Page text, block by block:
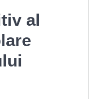
al